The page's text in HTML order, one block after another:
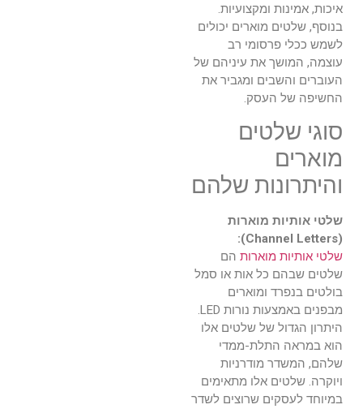
איכות, אמינות ומקצועיות.
בנוסף, שלטים מוארים יכולים
לשמש ככלי פרסומי רב
עוצמה, המושך את עיניהם של
העוברים והשבים ומגביר את
החשיפה של העסק.
סוגי שלטים
מוארים
והיתרונות שלהם
שלטי אותיות מוארות
(Channel Letters):
שלטי אותיות מוארות הם
שלטים שבהם כל אות או סמל
בולטים בנפרד ומוארים
מבפנים באמצעות נורות LED.
היתרון הגדול של שלטים אלו
הוא במראה התלת-ממדי
שלהם, המשדר מודרניות
ויוקרה. שלטים אלו מתאימים
במיוחד לעסקים שרוצים לשדר